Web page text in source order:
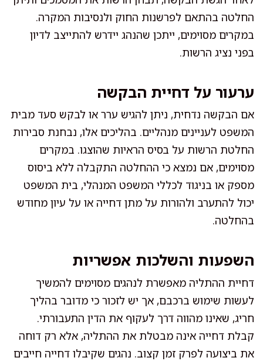
החלטה בהתאם לפרשנות החוק ולנסיבות המקרה.
במקרים מסוימים, ייתכן שהנהג יידרש להתייצב לדיון
בפני נציג הרשות.
ערעור על דחיית הבקשה
אם הבקשה נדחית, ניתן להגיש ערר או לבקש סעד מבית
המשפט לעניינים מנהליים. בהליכים אלו, נבחנת סבירות
החלטת הרשות על בסיס הראיות שהוצגו. במקרים
מסוימים, אם נמצא כי ההחלטה התקבלה ללא ביסוס
מספק או בניגוד לכללי המשפט המנהלי, בית המשפט
יכול להתערב ולהורות על מתן דחייה או על עיון מחודש
בהחלטה.
השפעות והשלכות אפשריות
דחיית ההתליה מאפשרת לנהגים מסוימים להמשיך
לעשות שימוש ברכבם, אך יש לזכור כי מדובר בהליך
חריג, שאינו מהווה דרך לעקוף את הדין התעבורתי.
קבלת דחייה אינה מבטלת את ההתליה, אלא רק דוחה
את ביצועה לפרק זמן קצוב. נהגים שקיבלו דחייה חייבים